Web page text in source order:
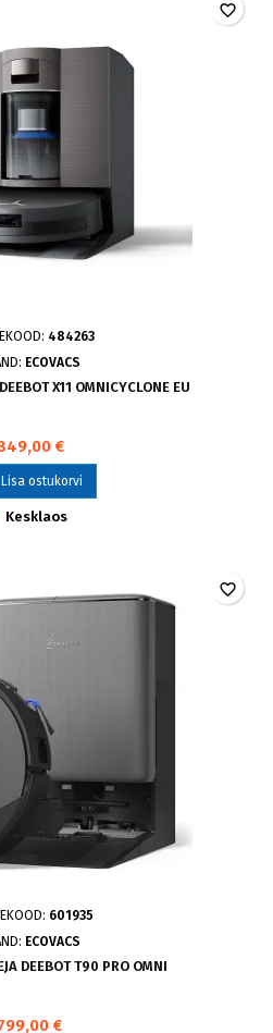
484263
ECOVACS
X11 OMNICYCLONE EU
€
Lisa ostukorvi
Kesklaos
favorite_border
601935
ECOVACS
DEEBOT T90 PRO OMNI
€
favorite_border